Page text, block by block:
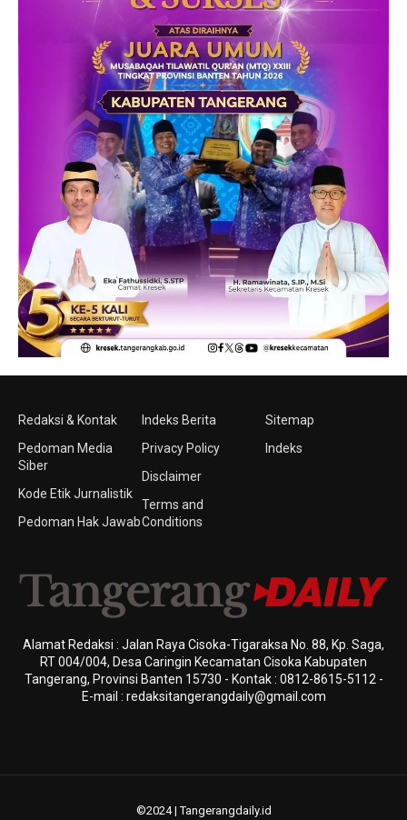
Redaksi & Kontak
Pedoman Media
Siber
Kode Etik Jurnalistik
Pedoman Hak Jawab
Indeks Berita
Privacy Policy
Disclaimer
Terms and
Conditions
Sitemap
Indeks
Alamat Redaksi : Jalan Raya Cisoka-Tigaraksa No. 88, Kp. Saga,
RT 004/004, Desa Caringin Kecamatan Cisoka Kabupaten
Tangerang, Provinsi Banten 15730 - Kontak : 0812-8615-5112 -
E-mail : redaksitangerangdaily@gmail.com
©2024 | Tangerangdaily.id